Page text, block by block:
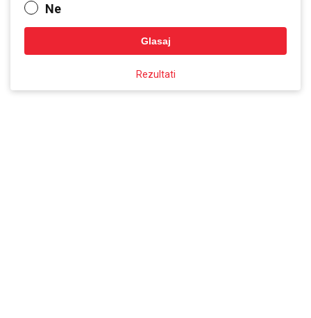
Ne
Glasaj
Rezultati